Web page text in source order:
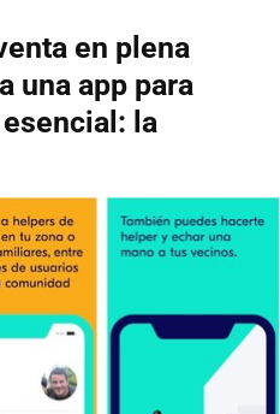
en plena
una app para
la